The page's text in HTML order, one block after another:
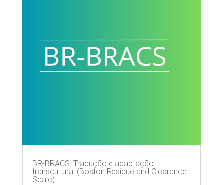
BR-BRACS: Tradução e adaptação
transcultural (Boston Residue and Clearance
Scale)